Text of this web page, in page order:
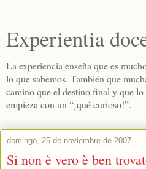
Experientia
La experiencia enseña que es
lo que sabemos. También que
camino que el destino final y que
empieza con un “¡qué curioso!”.
domingo, 25 de noviembre de 2007
Si non è vero è ben